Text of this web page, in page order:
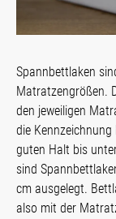
Spannbettlaken
Matratzengrößen.
den jeweiligen
die
guten Halt bis
sind
cm ausgelegt.
also mit der